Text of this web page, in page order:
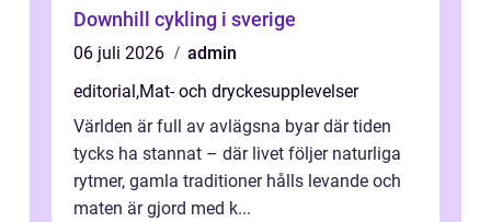
Downhill cykling i sverige
06 juli 2026
admin
editorial ,Mat- och dryckesupplevelser
Världen är full av avlägsna byar där tiden
tycks ha stannat – där livet följer naturliga
rytmer, gamla traditioner hålls levande och
maten är gjord med k...